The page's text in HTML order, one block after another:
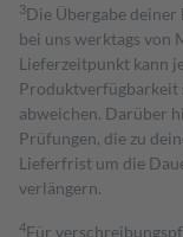
3Die Übergabe
bei uns werktags von
Lieferzeitpunkt kann
Produktverfügbarkeit
abweichen. Darüber
Prüfungen, die zu
Lieferfrist um die
verlängern.
4Für